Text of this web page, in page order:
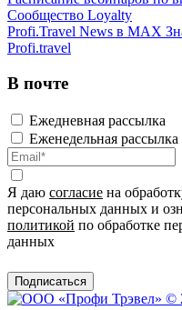
Сообщество Loyalty
Profi.Travel News в MAX
Profi.travel
В почте
Ежедневная рассылка
Еженедельная рассылка
Я даю согласие на
персональных данных и
политикой по обработке
данных
Подписаться
©